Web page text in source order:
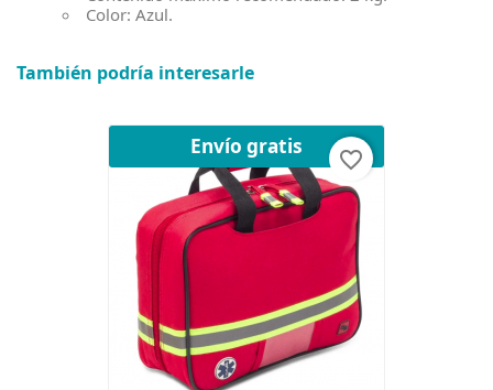
Color: Azul.
También podría interesarle
Envío gratis
favorite_border